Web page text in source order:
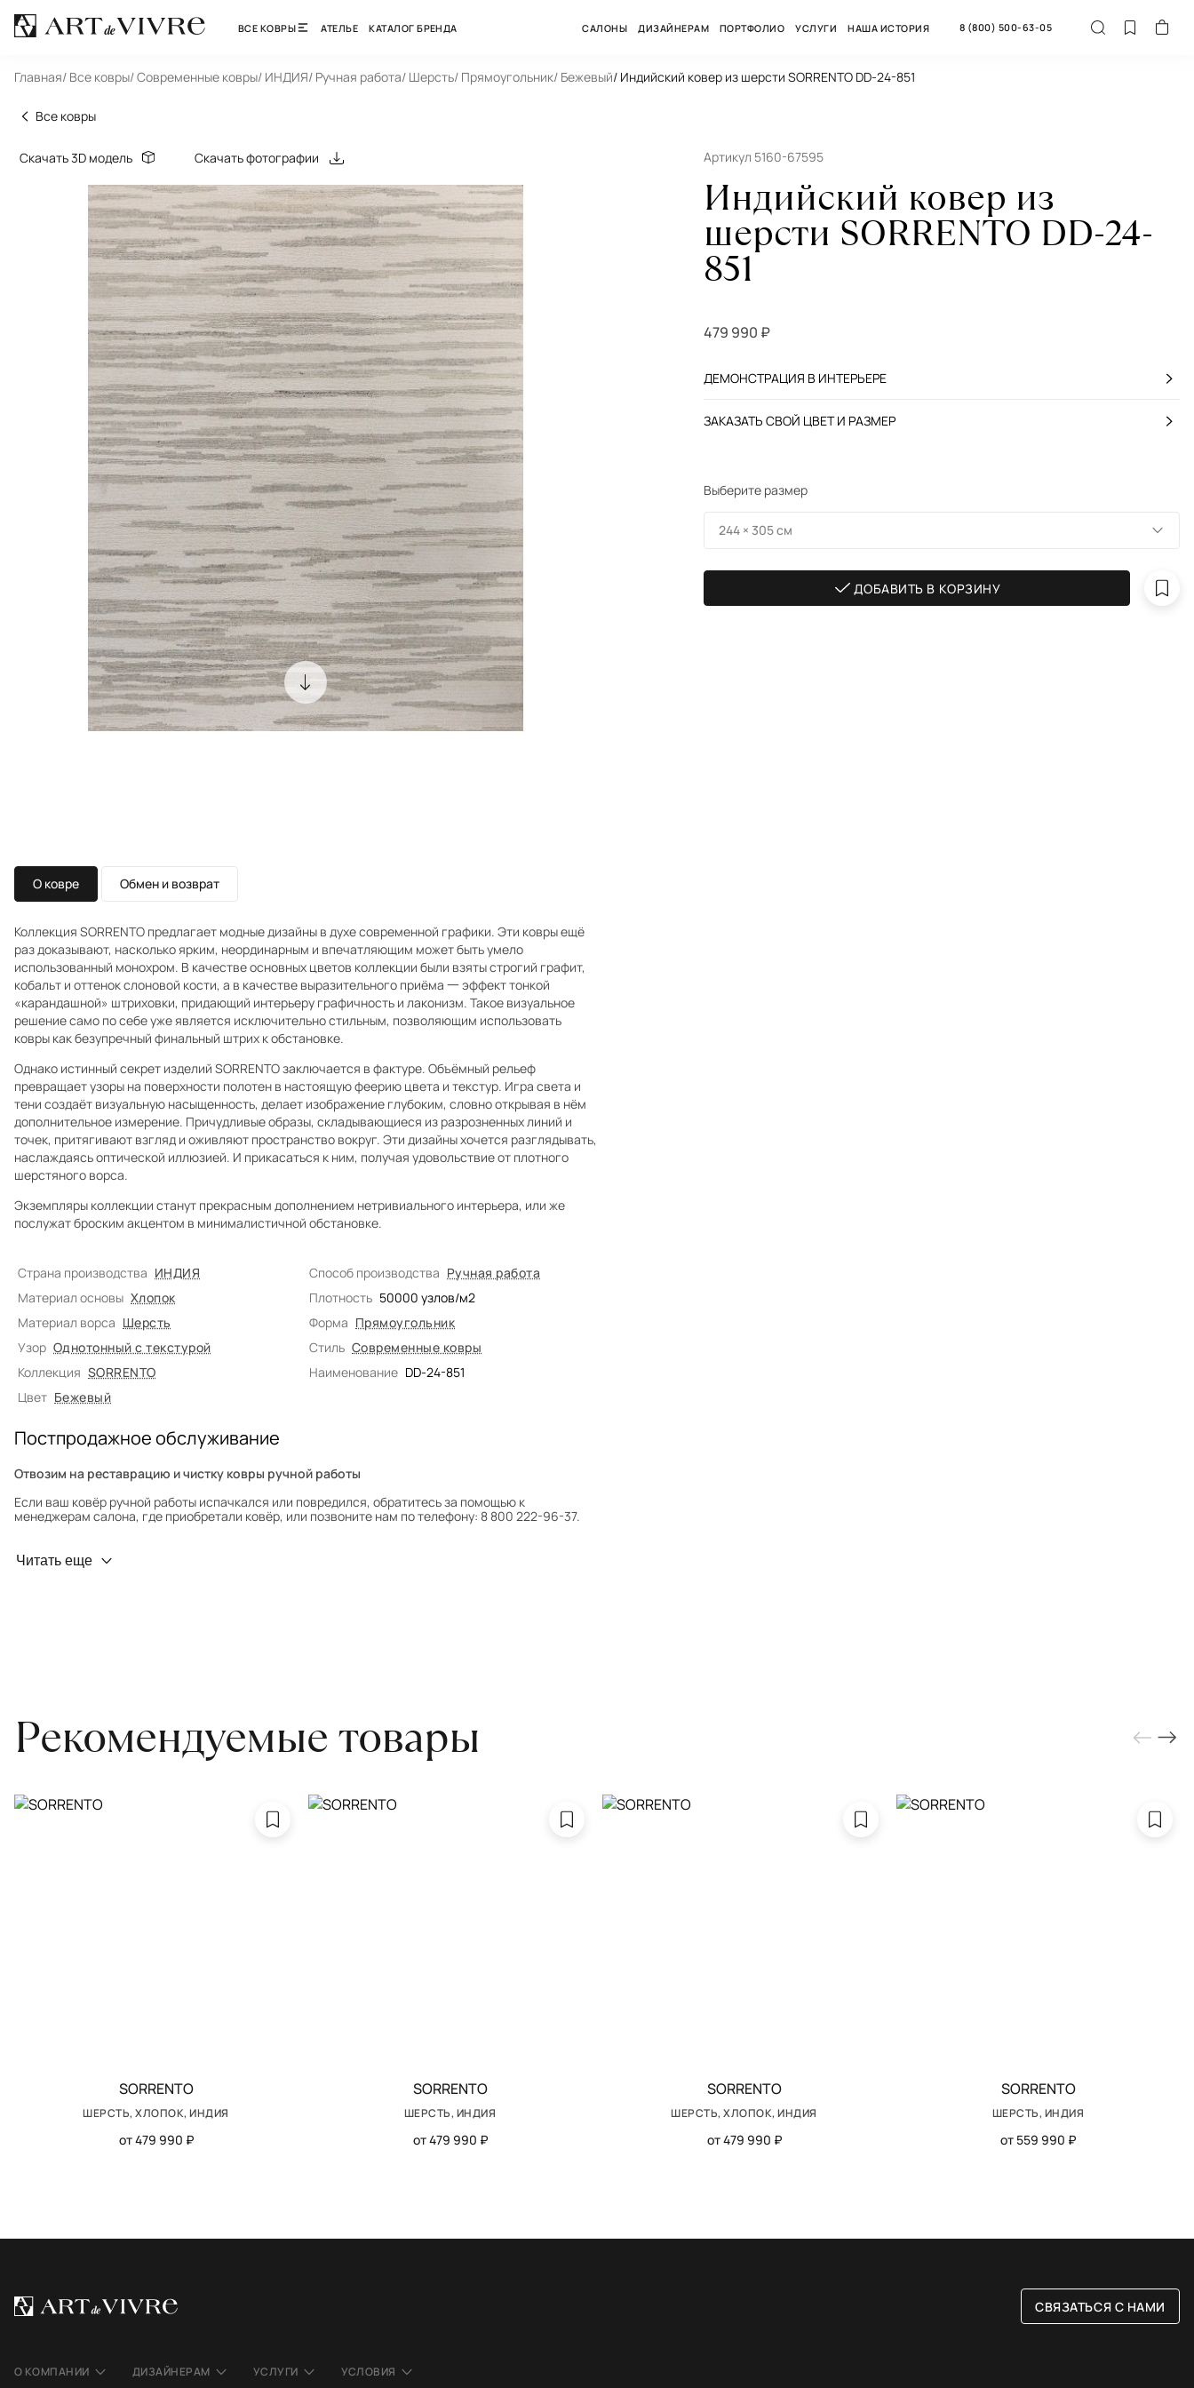
ВСЕ КОВРЫ АТЕЛЬЕ КАТАЛОГ БРЕНДА САЛОНЫ ДИЗАЙНЕРАМ ПОРТФОЛИО УСЛУГИ НАША ИСТОРИЯ 8 (800) 500-63-05
Главная/ Все ковры/ Современные ковры/ ИНДИЯ/ Ручная работа/ Шерсть/ Прямоугольник/ Бежевый/ Индийский ковер из шерсти SORRENTO DD-24-851
Все ковры
Скачать 3D модель Скачать фотографии
О ковре Обмен и возврат
Коллекция SORRENTO предлагает модные дизайны в духе современной графики. Эти ковры ещё
раз доказывают, насколько ярким, неординарным и впечатляющим может быть умело
использованный монохром. В качестве основных цветов коллекции были взяты строгий графит,
кобальт и оттенок слоновой кости, а в качестве выразительного приёма 一 эффект тонкой
«карандашной» штриховки, придающий интерьеру графичность и лаконизм. Такое визуальное
решение само по себе уже является исключительно стильным, позволяющим использовать
ковры как безупречный финальный штрих к обстановке.
Однако истинный секрет изделий SORRENTO заключается в фактуре. Объёмный рельеф
превращает узоры на поверхности полотен в настоящую феерию цвета и текстур. Игра света и
тени создаёт визуальную насыщенность, делает изображение глубоким, словно открывая в нём
дополнительное измерение. Причудливые образы, складывающиеся из разрозненных линий и
точек, притягивают взгляд и оживляют пространство вокруг. Эти дизайны хочется разглядывать,
наслаждаясь оптической иллюзией. И прикасаться к ним, получая удовольствие от плотного
шерстяного ворса.
Экземпляры коллекции станут прекрасным дополнением нетривиального интерьера, или же
послужат броским акцентом в минималистичной обстановке.
Страна производства ИНДИЯ Способ производства Ручная работа
Материал основы Хлопок Плотность 50000 узлов/м2
Материал ворса Шерсть Форма Прямоугольник
Узор Однотонный с текстурой Стиль Современные ковры
Коллекция SORRENTO Наименование DD-24-851
Цвет Бежевый
Постпродажное обслуживание
Отвозим на реставрацию и чистку ковры ручной работы
Если ваш ковёр ручной работы испачкался или повредился, обратитесь за помощью к
менеджерам салона, где приобретали ковёр, или позвоните нам по телефону: 8 800 222-96-37.
Профилактика износа
Читать еще
Артикул 5160-67595
Индийский ковер из
шерсти SORRENTO DD-24-
851
479 990 ₽
ДЕМОНСТРАЦИЯ В ИНТЕРЬЕРЕ
ЗАКАЗАТЬ СВОЙ ЦВЕТ И РАЗМЕР
Выберите размер
244 × 305 см
ДОБАВИТЬ В КОРЗИНУ
Рекомендуемые товары
SORRENTO
ШЕРСТЬ, ХЛОПОК, ИНДИЯ
от 479 990 ₽
SORRENTO
ШЕРСТЬ, ИНДИЯ
от 479 990 ₽
SORRENTO
ШЕРСТЬ, ХЛОПОК, ИНДИЯ
от 479 990 ₽
SORRENTO
ШЕРСТЬ, ИНДИЯ
от 559 990 ₽
СВЯЗАТЬСЯ С НАМИ
О КОМПАНИИ ДИЗАЙНЕРАМ УСЛУГИ УСЛОВИЯ